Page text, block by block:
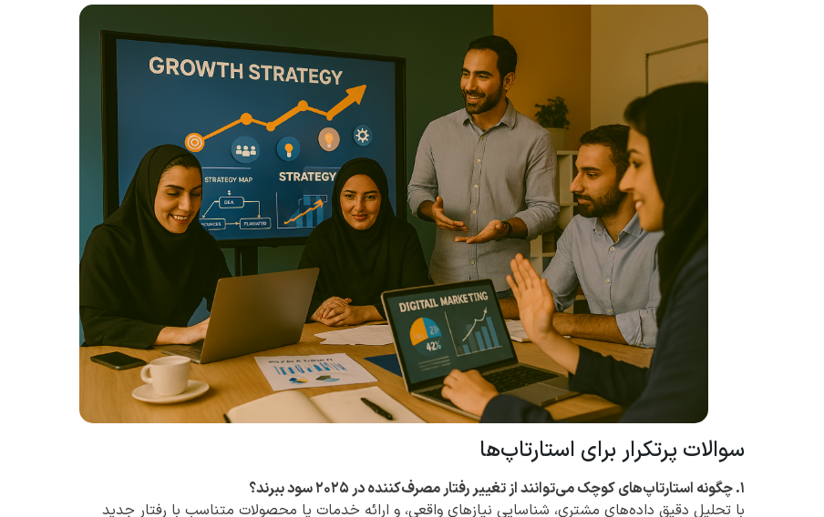
سوالات پرتکرار برای استارتاپ‌ها
۱. چگونه استارتاپ‌های کوچک می‌توانند از تغییر رفتار مصرف‌کننده در ۲۰۲۵ سود ببرند؟
با تحلیل دقیق داده‌های مشتری، شناسایی نیازهای واقعی، و ارائه خدمات یا محصولات متناسب با رفتار جدید